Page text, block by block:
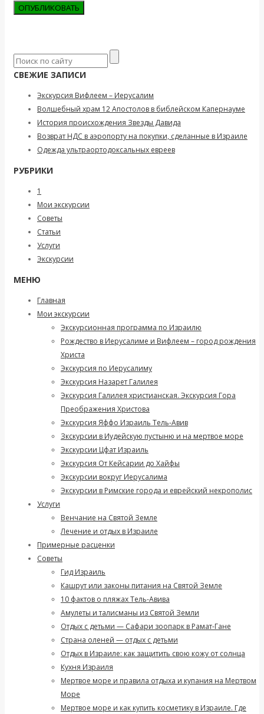
СВЕЖИЕ ЗАПИСИ
Экскурсия Вифлеем – Иерусалим
Волшебный храм 12 Апостолов в библейском Капернауме
История происхождения Звезды Давида
Возврат НДС в аэропорту на покупки, сделанные в Израиле
Одежда ультраортодоксальных евреев
РУБРИКИ
1
Мои экскурсии
Советы
Статьи
Услуги
Экскурсии
МЕНЮ
Главная
Мои экскурсии
Экскурсионная программа по Израилю
Рождество в Иерусалиме и Вифлеем – город рождения
Христа
Экскурсия по Иерусалиму
Экскурсия Назарет Галилея
Экскурсия Галилея христианская. Экскурсия Гора
Преображения Христова
Экскурсия Яффо Израиль Тель-Авив
Зкскурсии в Иудейскую пустыню и на мертвое море
Экскурсии Цфат Израиль
Экскурсия От Кейсарии до Хайфы
Экскурсии вокруг Иерусалима
Экскурсии в Римские города и еврейский некрополис
Услуги
Венчание на Святой Земле
Лечение и отдых в Израиле
Примерные расценки
Советы
Гид Израиль
Кашрут или законы питания на Святой Земле
10 фактов о пляжах Тель-Авива
Амулеты и талисманы из Святой Земли
Отдых с детьми — Сафари зоопарк в Рамат-Гане
Страна оленей — отдых с детьми
Отдых в Израиле: как защитить свою кожу от солнца
Кухня Израиля
Мертвое море и правила отдыха и купания на Мертвом
Море
Мертвое море и как купить косметику в Израиле. Где